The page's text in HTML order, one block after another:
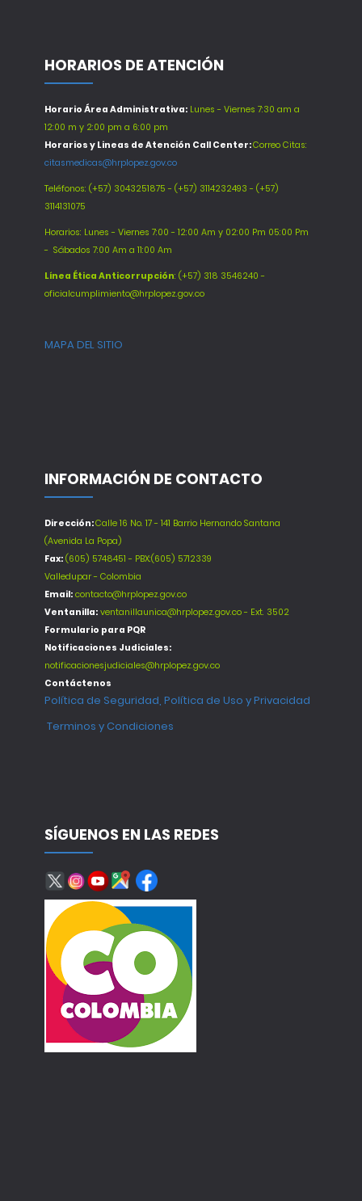
HORARIOS DE ATENCIÓN
Horario Área Administrativa: Lunes - Viernes 7:30 am a
12:00 m y 2:00 pm a 6:00 pm
Horarios y Lineas de Atención Call Center:Correo Citas:
citasmedicas@hrplopez.gov.co
Teléfonos: (+57) 3043251875 - (+57) 3114232493 - (+57)
3114131075
Horarios: Lunes - Viernes 7:00 - 12:00 Am y 02:00 Pm 05:00 Pm
- Sábados 7:00 Am a 11:00 Am
Línea Ética Anticorrupción: (+57) 318 3546240 -
oficialcumplimiento@hrplopez.gov.co
MAPA DEL SITIO
INFORMACIÓN DE CONTACTO
Dirección:Calle 16 No. 17 - 141 Barrio Hernando Santana
(Avenida La Popa)
Fax: (605) 5748451 - PBX:(605) 5712339
Valledupar - Colombia
Email: contacto@hrplopez.gov.co
Ventanilla: ventanillaunica@hrplopez.gov.co - Ext. 3502
Formulario para PQR
Notificaciones Judiciales:
notificacionesjudiciales@hrplopez.gov.co
Contáctenos
Política de Seguridad, Política de Uso y Privacidad
Terminos y Condiciones
SÍGUENOS EN LAS REDES